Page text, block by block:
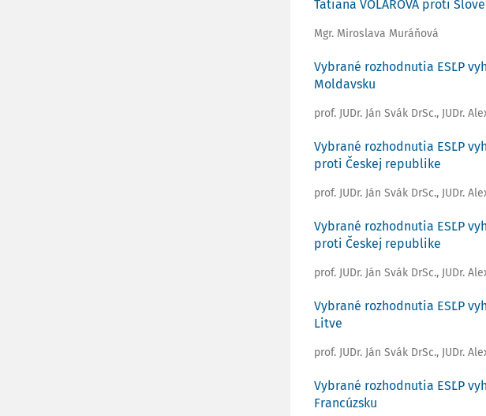
Tatiana VOLÁROVÁ proti
Mgr. Miroslava Muráňová
Vybrané rozhodnutia ESĽP
Moldavsku
prof. JUDr. Ján Svák DrSc., JUDr.
Vybrané rozhodnutia ESĽP
proti Českej republike
prof. JUDr. Ján Svák DrSc., JUDr.
Vybrané rozhodnutia ESĽP
proti Českej republike
prof. JUDr. Ján Svák DrSc., JUDr.
Vybrané rozhodnutia ESĽP
Litve
prof. JUDr. Ján Svák DrSc., JUDr.
Vybrané rozhodnutia ESĽP
Francúzsku